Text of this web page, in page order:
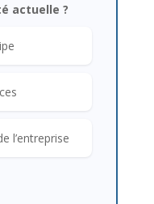
actuelle ?
l’entreprise